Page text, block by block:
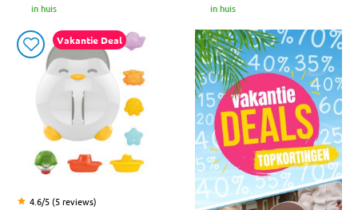
in huis
in huis
Vakantie Deal
4.6/5 (5 reviews)